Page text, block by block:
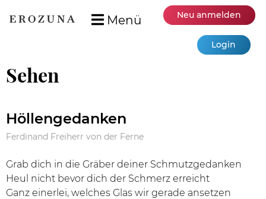
Menü Neu anmelden
Login
Sehen
Höllengedanken
Ferdinand Freiherr von der Ferne
Grab dich in die Gräber deiner Schmutzgedanken
Heul nicht bevor dich der Schmerz erreicht
Ganz einerlei, welches Glas wir gerade ansetzen